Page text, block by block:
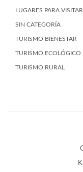
LUGARES PARA VISITAR
SIN CATEGORÍA
TURISMO BIENESTAR
TURISMO ECOLÓGICO
TURISMO RURAL